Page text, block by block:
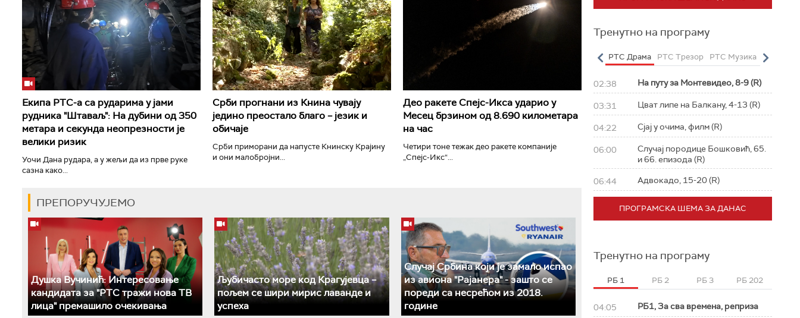
Екипа РТС-а са рударима у јами
рудника "Штаваљ": На дубини од 350
метара и секунда неопрезности је
велики ризик
Уочи Дана рудара, а у жељи да из прве руке
сазна како...
Срби прогнани из Книна чувају
једино преостало благо – језик и
обичаје
Срби приморани да напусте Книнску Крајину
и они малобројни...
Део ракете Спејс-Икса ударио у
Месец брзином од 8.690 километара
на час
Четири тоне тежак део ракете компаније
„Спејс-Икс“...
ПРЕПОРУЧУЈЕМО
Душка Вучинић: Интересовање
кандидата за "РТС тражи нова ТВ
лица" премашило очекивања
Љубичасто море код Крагујевца –
пољем се шири мирис лаванде и
успеха
Случај Србина који је замало испао
из авиона "Рајанера" - зашто се
пореди са несрећом из 2018.
године
Тренутно на програму
РТС Класика РТС Полетарац РТС Драма РТС Трезор РТС Музика РТС
02:38 На путу за Монтевидео, 8-9 (R)
03:31 Цват липе на Балкану, 4-13 (R)
04:22 Сјај у очима, филм (R)
06:00
Случај породице Бошковић, 65.
и 66. епизода (R)
06:44 Адвокадо, 15-20 (R)
ПРОГРАМСКА ШЕМА ЗА ДАНАС
Тренутно на програму
РБ 1 РБ 2 РБ 3 РБ 202
04:05 РБ1, За сва времена, реприза